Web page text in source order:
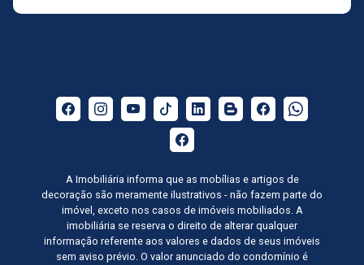
A Imobiliária informa que as mobílias e artigos de
decoração são meramente ilustrativos - não fazem parte do
imóvel, exceto nos casos de imóveis mobiliados. A
imobiliária se reserva o direito de alterar qualquer
informação referente aos valores e dados de seus imóveis
sem aviso prévio. O valor anunciado do condomínio é